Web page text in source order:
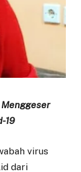
19
virus
dari